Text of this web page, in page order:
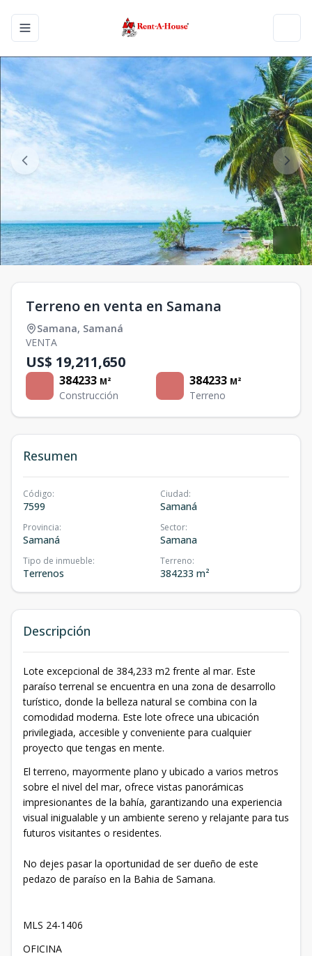
Toggle navigation menu
Terreno en venta en Samana
Samana, Samaná
VENTA
US$ 19,211,650
384233 M²
Construcción
384233 M²
Terreno
Resumen
Código:
7599
Ciudad:
Samaná
Provincia:
Samaná
Sector:
Samana
Tipo de inmueble:
Terrenos
Terreno:
384233 m²
Descripción
Lote excepcional de 384,233 m2 frente al mar. Este
paraíso terrenal se encuentra en una zona de desarrollo
turístico, donde la belleza natural se combina con la
comodidad moderna. Este lote ofrece una ubicación
privilegiada, accesible y conveniente para cualquier
proyecto que tengas en mente.
El terreno, mayormente plano y ubicado a varios metros
sobre el nivel del mar, ofrece vistas panorámicas
impresionantes de la bahía, garantizando una experiencia
visual inigualable y un ambiente sereno y relajante para tus
futuros visitantes o residentes.
No dejes pasar la oportunidad de ser dueño de este
pedazo de paraíso en la Bahia de Samana.
MLS 24-1406
OFICINA